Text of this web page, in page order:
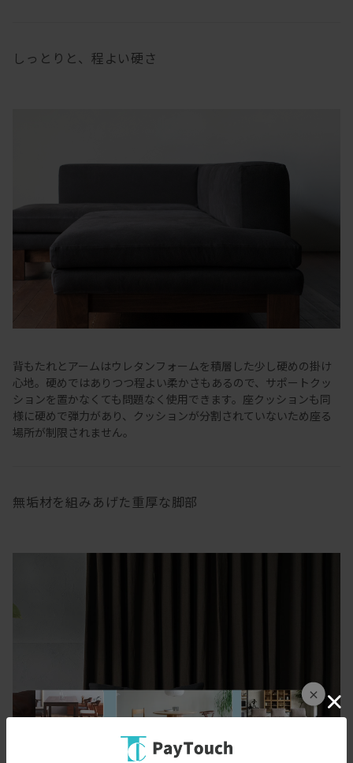
×
しっとりと、程よい硬さ
背もたれとアームはウレタンフォームを積層した少し硬めの掛け
心地。硬めではありつつ程よい柔かさもあるので、サポートクッ
ションを置かなくても問題なく使用できます。座クッションも同
様に硬めで弾力があり、クッションが分割されていないため座る
場所が制限されません。
無垢材を組みあげた重厚な脚部